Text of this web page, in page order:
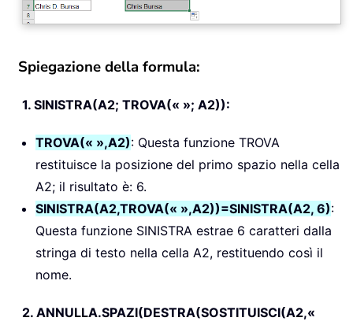
Spiegazione della formula:
1. SINISTRA(A2; TROVA(« »; A2)):
TROVA(« »,A2): Questa funzione TROVA
restituisce la posizione del primo spazio nella cella
A2; il risultato è: 6.
SINISTRA(A2,TROVA(« »,A2))=SINISTRA(A2, 6):
Questa funzione SINISTRA estrae 6 caratteri dalla
stringa di testo nella cella A2, restituendo così il
nome.
2. ANNULLA.SPAZI(DESTRA(SOSTITUISCI(A2,«